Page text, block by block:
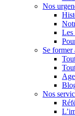
Nos
Les
Se former
Nos